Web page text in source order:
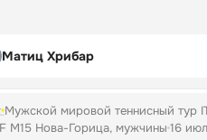
Матиц Хрибар
Мужской мировой теннисный тур
M15 Нова-Горица, мужчины 16